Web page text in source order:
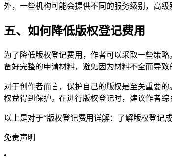
外，一些机构可能会提供不同的服务级别，高级
五、如何降低版权登记费用
为了降低版权登记费用，作者可以采取一些策
备好完整的申请材料，避免因为材料不全而导致
对于创作者而言，保护自己的版权是至关重要
权益得到保护。在进行版权登记时，建议作者综
以上是对于“版权登记费用详解：了解版权登记
免责声明
•